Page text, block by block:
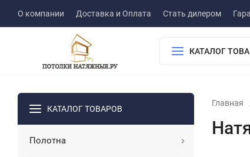
О компании Доставка и Оплата Стать дилером
КАТАЛОГ
КАТАЛОГ ТОВАРОВ
Полотна
Главная